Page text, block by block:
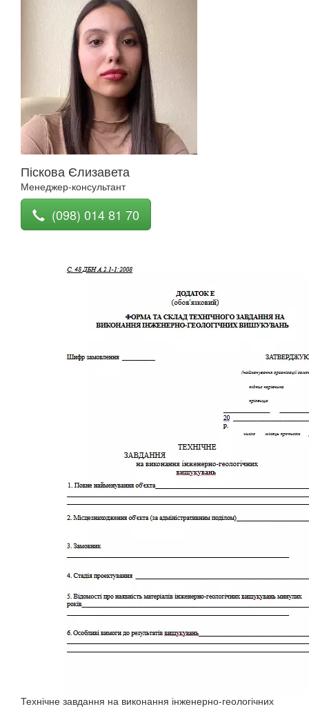
Піскова Єлизавета
Менеджер-консультант
(098) 014 81 70
Технічне завдання на виконання інженерно-геологічних